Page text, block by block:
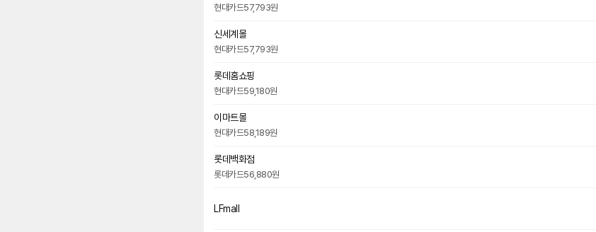
현대카드57,793원
신세계몰
현대카드57,793원
롯데홈쇼핑
현대카드59,180원
이마트몰
현대카드58,189원
롯데백화점
롯데카드56,880원
LFmall